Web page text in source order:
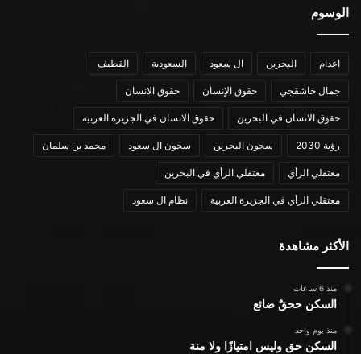
الوسوم
اعدام البحرين ال سعود السعودية القطيف
جمال خاشقجي حقوق الإنسان حقوق الانسان
حقوق الانسان في البحرين حقوق الانسان في الجزيرة العربية
رؤية 2030 سجون البحرين سجون ال سعود محمد بن سلمان
معتقلي الرأي معتقلي الرأي في البحرين
معتقلي الرأي في الجزيرة العربية نظام ال سعود
الأكثر مشاهدة
منذ 6 ساعات
السكن ححقٌ ضائع
منذ يوم واحد
السكن حق وليس امتيازًا ولا منة